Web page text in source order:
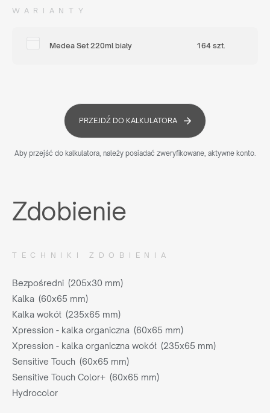
WARIANTY
Medea Set 220ml biały 164 szt.
PRZEJDŹ DO KALKULATORA
Aby przejść do kalkulatora, należy posiadać zweryfikowane, aktywne konto.
Zdobienie
TECHNIKI ZDOBIENIA
Bezpośredni (205x30 mm)
Kalka (60x65 mm)
Kalka wokół (235x65 mm)
Xpression - kalka organiczna (60x65 mm)
Xpression - kalka organiczna wokół (235x65 mm)
Sensitive Touch (60x65 mm)
Sensitive Touch Color+ (60x65 mm)
Hydrocolor